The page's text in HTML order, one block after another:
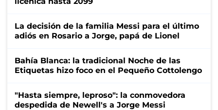
La decisión de la familia Messi para el último
adiós en Rosario a Jorge, papá de Lionel
Bahía Blanca: la tradicional Noche de las
Etiquetas hizo foco en el Pequeño Cottolengo
"Hasta siempre, leproso": la conmovedora
despedida de Newell's a Jorge Messi